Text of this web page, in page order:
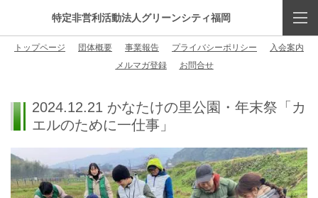
特定非営利活動法人グリーンシティ福岡
トップページ 団体概要 事業報告 プライバシーポリシー
入会案内
メルマガ登録
お問合せ
2024.12.21 かなたけの里公園・年末祭「カ
エルのために一仕事」